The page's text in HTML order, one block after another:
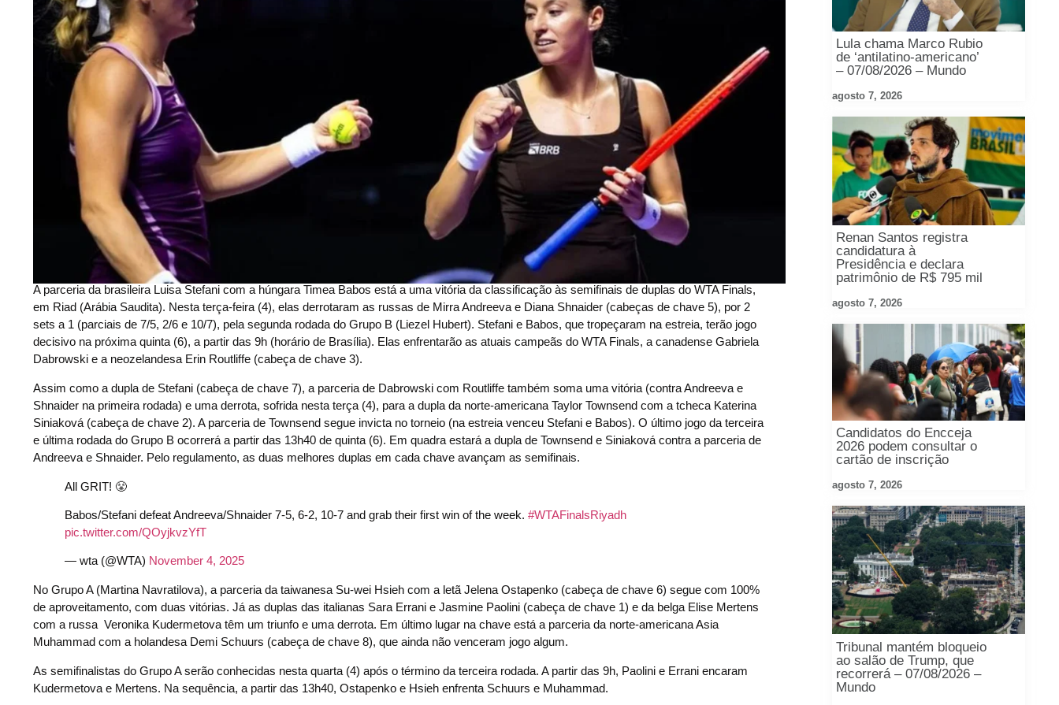
A parceria da brasileira Luisa Stefani com a húngara Timea Babos está a uma vitória da classificação às semifinais de duplas do WTA Finals,
em Riad (Arábia Saudita). Nesta terça-feira (4), elas derrotaram as russas de Mirra Andreeva e Diana Shnaider (cabeças de chave 5), por 2
sets a 1 (parciais de 7/5, 2/6 e 10/7), pela segunda rodada do Grupo B (Liezel Hubert). Stefani e Babos, que tropeçaram na estreia, terão jogo
decisivo na próxima quinta (6), a partir das 9h (horário de Brasília). Elas enfrentarão as atuais campeãs do WTA Finals, a canadense Gabriela
Dabrowski e a neozelandesa Erin Routliffe (cabeça de chave 3).
Assim como a dupla de Stefani (cabeça de chave 7), a parceria de Dabrowski com Routliffe também soma uma vitória (contra Andreeva e
Shnaider na primeira rodada) e uma derrota, sofrida nesta terça (4), para a dupla da norte-americana Taylor Townsend com a tcheca Katerina
Siniaková (cabeça de chave 2). A parceria de Townsend segue invicta no torneio (na estreia venceu Stefani e Babos). O último jogo da terceira
e última rodada do Grupo B ocorrerá a partir das 13h40 de quinta (6). Em quadra estará a dupla de Townsend e Siniaková contra a parceria de
Andreeva e Shnaider. Pelo regulamento, as duas melhores duplas em cada chave avançam as semifinais.
All GRIT! 😤
Babos/Stefani defeat Andreeva/Shnaider 7-5, 6-2, 10-7 and grab their first win of the week. #WTAFinalsRiyadh
pic.twitter.com/QOyjkvzYfT
— wta (@WTA) November 4, 2025
No Grupo A (Martina Navratilova), a parceria da taiwanesa Su-wei Hsieh com a letã Jelena Ostapenko (cabeça de chave 6) segue com 100%
de aproveitamento, com duas vitórias. Já as duplas das italianas Sara Errani e Jasmine Paolini (cabeça de chave 1) e da belga Elise Mertens
com a russa Veronika Kudermetova têm um triunfo e uma derrota. Em último lugar na chave está a parceria da norte-americana Asia
Muhammad com a holandesa Demi Schuurs (cabeça de chave 8), que ainda não venceram jogo algum.
As semifinalistas do Grupo A serão conhecidas nesta quarta (4) após o término da terceira rodada. A partir das 9h, Paolini e Errani encaram
Kudermetova e Mertens. Na sequência, a partir das 13h40, Ostapenko e Hsieh enfrenta Schuurs e Muhammad.
Lula chama Marco Rubio
de ‘antilatino-americano’
– 07/08/2026 – Mundo
agosto 7, 2026
Renan Santos registra
candidatura à
Presidência e declara
patrimônio de R$ 795 mil
agosto 7, 2026
Candidatos do Encceja
2026 podem consultar o
cartão de inscrição
agosto 7, 2026
Tribunal mantém bloqueio
ao salão de Trump, que
recorrerá – 07/08/2026 –
Mundo